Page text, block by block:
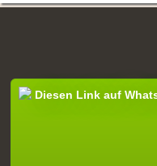
Diesen Link auf